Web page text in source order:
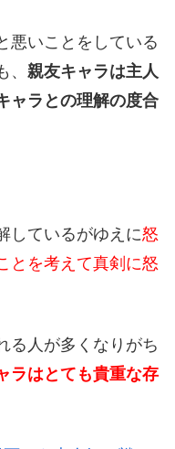
悪いことをしている
親友キャラは主人
ャラとの理解の度合
しているがゆえに怒
とを考えて真剣に怒
る人が多くなりがち
ラはとても貴重な存